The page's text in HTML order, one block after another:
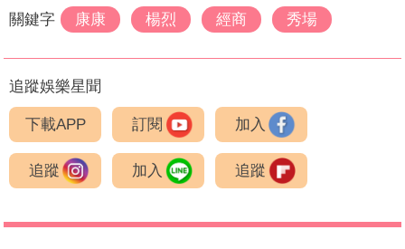
關鍵字 康康 楊烈 經商 秀場
追蹤娛樂星聞
下載APP 訂閱 加入
追蹤 加入 追蹤